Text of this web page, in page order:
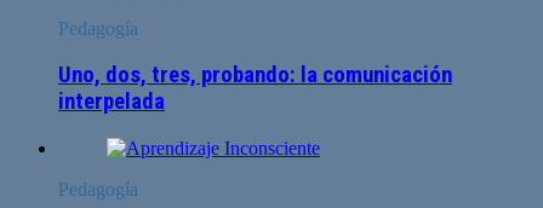
Pedagogía
Uno, dos, tres, probando: la comunicación
interpelada
Pedagogía